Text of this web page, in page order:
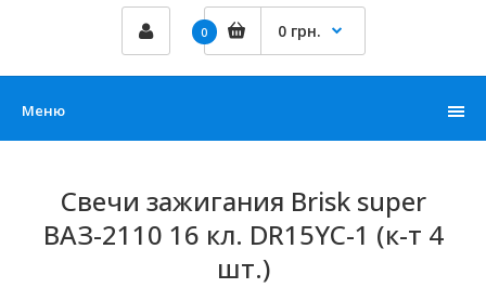
0 0 грн.
Меню
Свечи зажигания Brisk super
ВАЗ-2110 16 кл. DR15YC-1 (к-т 4
шт.)